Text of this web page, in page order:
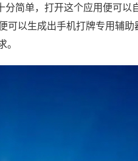
分简单，打开这个应用便可以
可以生成出手机打牌专用辅助